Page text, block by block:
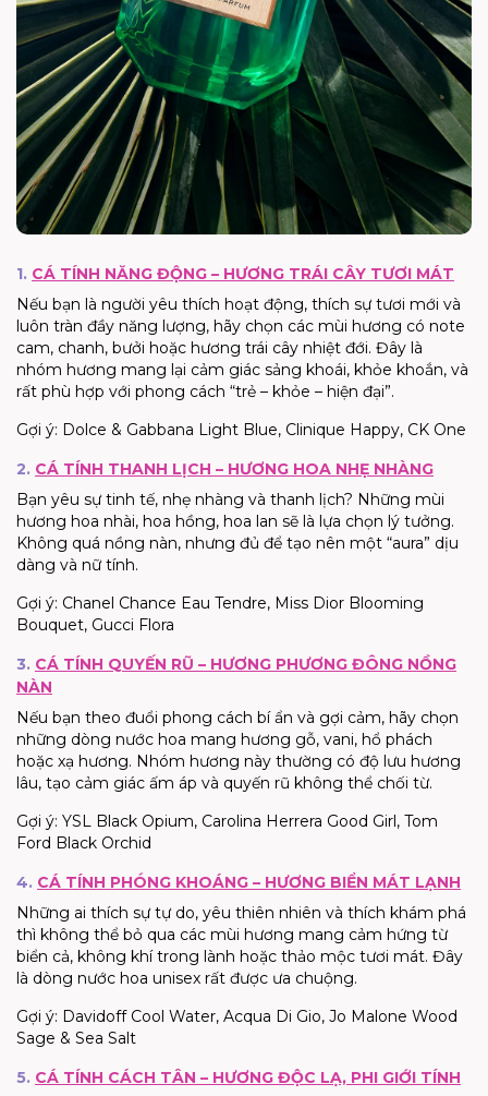
1. CÁ TÍNH NĂNG ĐỘNG – HƯƠNG TRÁI CÂY TƯƠI MÁT
Nếu bạn là người yêu thích hoạt động, thích sự tươi mới và
luôn tràn đầy năng lượng, hãy chọn các mùi hương có note
cam, chanh, bưởi hoặc hương trái cây nhiệt đới. Đây là
nhóm hương mang lại cảm giác sảng khoái, khỏe khoắn, và
rất phù hợp với phong cách “trẻ – khỏe – hiện đại”.
Gợi ý: Dolce & Gabbana Light Blue, Clinique Happy, CK One
2. CÁ TÍNH THANH LỊCH – HƯƠNG HOA NHẸ NHÀNG
Bạn yêu sự tinh tế, nhẹ nhàng và thanh lịch? Những mùi
hương hoa nhài, hoa hồng, hoa lan sẽ là lựa chọn lý tưởng.
Không quá nồng nàn, nhưng đủ để tạo nên một “aura” dịu
dàng và nữ tính.
Gợi ý: Chanel Chance Eau Tendre, Miss Dior Blooming
Bouquet, Gucci Flora
3. CÁ TÍNH QUYẾN RŨ – HƯƠNG PHƯƠNG ĐÔNG NỒNG
NÀN
Nếu bạn theo đuổi phong cách bí ẩn và gợi cảm, hãy chọn
những dòng nước hoa mang hương gỗ, vani, hổ phách
hoặc xạ hương. Nhóm hương này thường có độ lưu hương
lâu, tạo cảm giác ấm áp và quyến rũ không thể chối từ.
Gợi ý: YSL Black Opium, Carolina Herrera Good Girl, Tom
Ford Black Orchid
4. CÁ TÍNH PHÓNG KHOÁNG – HƯƠNG BIỂN MÁT LẠNH
Những ai thích sự tự do, yêu thiên nhiên và thích khám phá
thì không thể bỏ qua các mùi hương mang cảm hứng từ
biển cả, không khí trong lành hoặc thảo mộc tươi mát. Đây
là dòng nước hoa unisex rất được ưa chuộng.
Gợi ý: Davidoff Cool Water, Acqua Di Gio, Jo Malone Wood
Sage & Sea Salt
5. CÁ TÍNH CÁCH TÂN – HƯƠNG ĐỘC LẠ, PHI GIỚI TÍNH